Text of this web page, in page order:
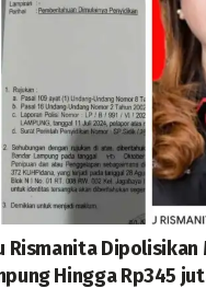
Rismanita Dipolisikan
Hingga Rp345